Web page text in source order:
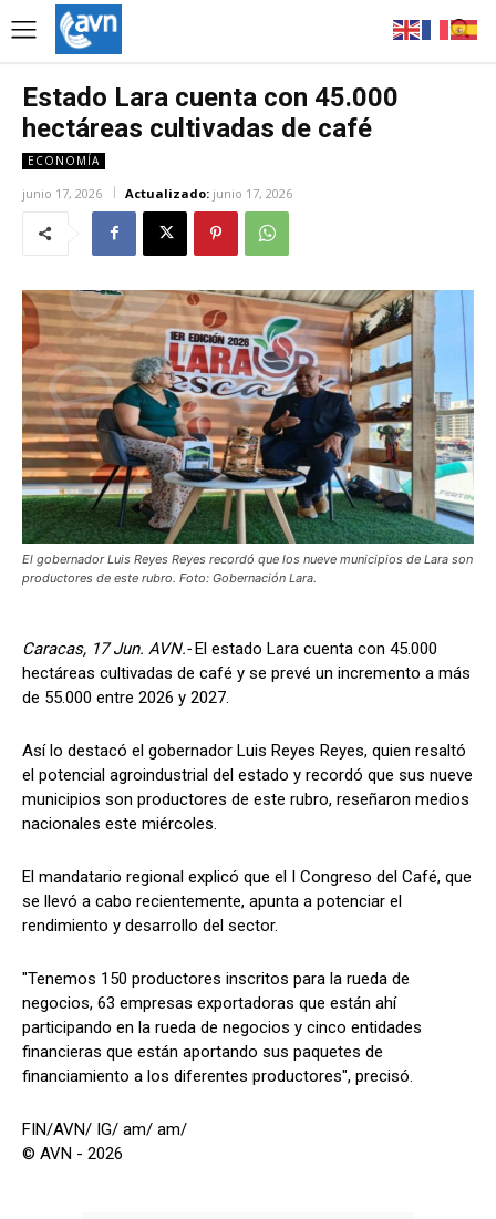
Estado Lara cuenta con 45.000
hectáreas cultivadas de café
ECONOMÍA
junio 17, 2026 Actualizado: junio 17, 2026
El gobernador Luis Reyes Reyes recordó que los nueve municipios de Lara son
productores de este rubro. Foto: Gobernación Lara.
Caracas, 17 Jun. AVN.- El estado Lara cuenta con 45.000
hectáreas cultivadas de café y se prevé un incremento a más
de 55.000 entre 2026 y 2027.
Así lo destacó el gobernador Luis Reyes Reyes, quien resaltó
el potencial agroindustrial del estado y recordó que sus nueve
municipios son productores de este rubro, reseñaron medios
nacionales este miércoles.
El mandatario regional explicó que el I Congreso del Café, que
se llevó a cabo recientemente, apunta a potenciar el
rendimiento y desarrollo del sector.
"Tenemos 150 productores inscritos para la rueda de
negocios, 63 empresas exportadoras que están ahí
participando en la rueda de negocios y cinco entidades
financieras que están aportando sus paquetes de
financiamiento a los diferentes productores", precisó.
FIN/AVN/ IG/ am/ am/
© AVN - 2026